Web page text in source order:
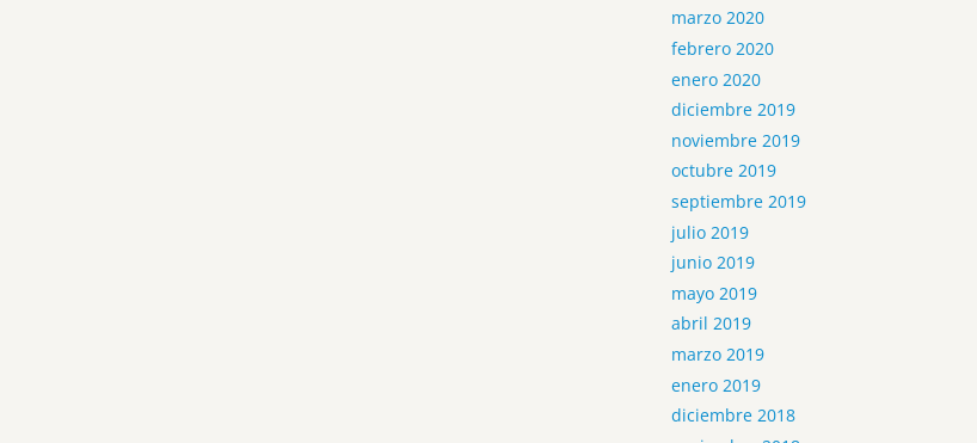
marzo 2020
febrero 2020
enero 2020
diciembre 2019
noviembre 2019
octubre 2019
septiembre 2019
julio 2019
junio 2019
mayo 2019
abril 2019
marzo 2019
enero 2019
diciembre 2018